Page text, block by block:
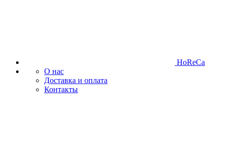
HoReCa
О нас
Доставка и оплата
Контакты